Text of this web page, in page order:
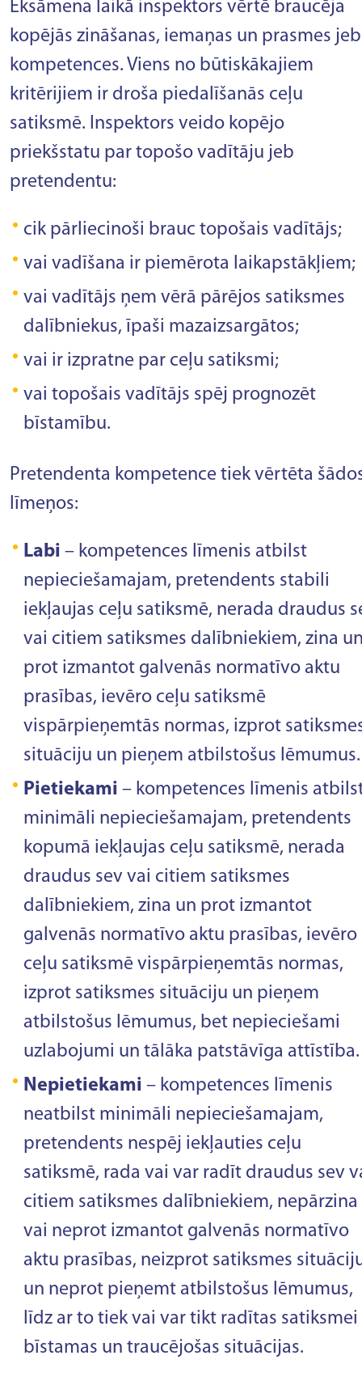
Eksāmena laikā inspektors vērtē braucēja
kopējās zināšanas, iemaņas un prasmes jeb
kompetences. Viens no būtiskākajiem
kritērijiem ir droša piedalīšanās ceļu
satiksmē. Inspektors veido kopējo
priekšstatu par topošo vadītāju jeb
pretendentu:
cik pārliecinoši brauc topošais vadītājs;
vai vadīšana ir piemērota laikapstākļiem;
vai vadītājs ņem vērā pārējos satiksmes
dalībniekus, īpaši mazaizsargātos;
vai ir izpratne par ceļu satiksmi;
vai topošais vadītājs spēj prognozēt
bīstamību.
Pretendenta kompetence tiek vērtēta
līmeņos:
Labi – kompetences līmenis atbilst
nepieciešamajam, pretendents stabili
iekļaujas ceļu satiksmē, nerada draudus
vai citiem satiksmes dalībniekiem, zina
prot izmantot galvenās normatīvo aktu
prasības, ievēro ceļu satiksmē
vispārpieņemtās normas, izprot
situāciju un pieņem atbilstošus lēmumus.
Pietiekami – kompetences līmenis
minimāli nepieciešamajam, pretendents
kopumā iekļaujas ceļu satiksmē, nerada
draudus sev vai citiem satiksmes
dalībniekiem, zina un prot izmantot
galvenās normatīvo aktu prasības, ievēro
ceļu satiksmē vispārpieņemtās normas,
izprot satiksmes situāciju un pieņem
atbilstošus lēmumus, bet nepieciešami
uzlabojumi un tālāka patstāvīga attīstība.
Nepietiekami – kompetences līmenis
neatbilst minimāli nepieciešamajam,
pretendents nespēj iekļauties ceļu
satiksmē, rada vai var radīt draudus sev
citiem satiksmes dalībniekiem, nepārzina
vai neprot izmantot galvenās normatīvo
aktu prasības, neizprot satiksmes
un neprot pieņemt atbilstošus lēmumus,
līdz ar to tiek vai var tikt radītas satiksmei
bīstamas un traucējošas situācijas.